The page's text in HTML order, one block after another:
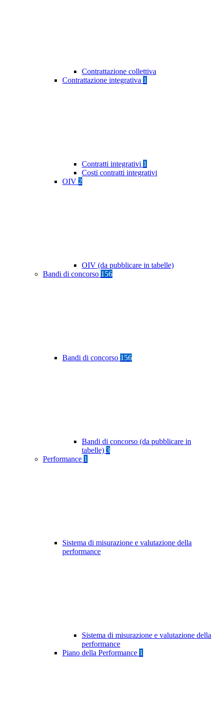
Contrattazione collettiva
Contrattazione integrativa 1
Contratti integrativi 1
Costi contratti integrativi
OIV 2
OIV (da pubblicare in tabelle)
Bandi di concorso 156
Bandi di concorso 156
Bandi di concorso (da pubblicare in
tabelle) 3
Performance 1
Sistema di misurazione e valutazione della
performance
Sistema di misurazione e valutazione della
performance
Piano della Performance 1